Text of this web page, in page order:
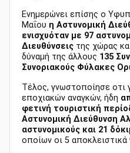
Ενημερώνει επίσης ο
Μαΐου η Αστυνομική
ενισχυόταν με 97
Διευθύνσεις της χώρας
δύναμή της άλλους 135
Συνοριακούς Φύλακες
Τέλος, γνωστοποίησε οτι
εποχιακών αναγκών, ήδη
φετινή τουριστική
Αστυνομική Διεύθυνση
αστυνομικούς και 21
οποίων οι 5 αποκλειστικά